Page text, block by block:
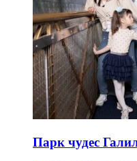
Парк чудес